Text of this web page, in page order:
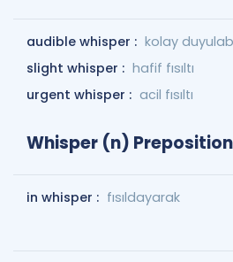
audible whisper : kolay
slight whisper : hafif fısıltı
urgent whisper : acil fısıltı
Whisper (n)
in whisper : fısıldayarak